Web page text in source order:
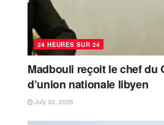
24 HEURES SUR 24
Madbouli reçoit le chef du
d’union nationale libyen
July 30, 2026